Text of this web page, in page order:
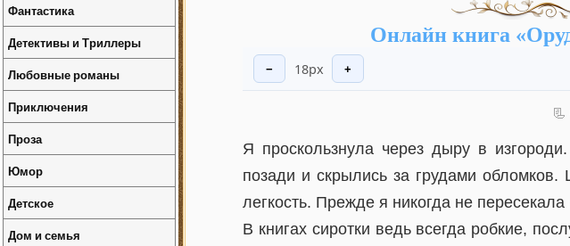
Онлайн книга
− 18px +
📃
Я проскользнула через дыру в
позади и скрылись за грудами
легкость. Прежде я никогда не
В книгах сиротки ведь всегда робкие,
Фантастика
Детективы и Триллеры
Любовные романы
Приключения
Проза
Юмор
Детское
Дом и семья